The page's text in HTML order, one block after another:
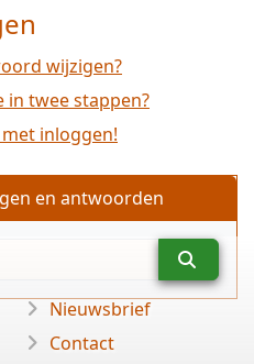
wijzigen?
twee stappen?
inloggen!
en antwoorden
Nieuwsbrief
Contact